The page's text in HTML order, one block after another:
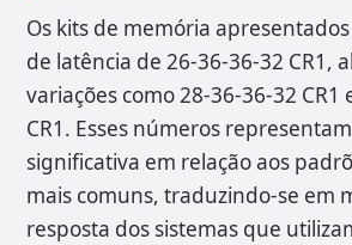
Os kits de memória
de latência de 26-36-36-32 CR1,
variações como 28-36-36-32 CR1
CR1. Esses números
significativa em relação aos
mais comuns, traduzindo-se em
resposta dos sistemas que